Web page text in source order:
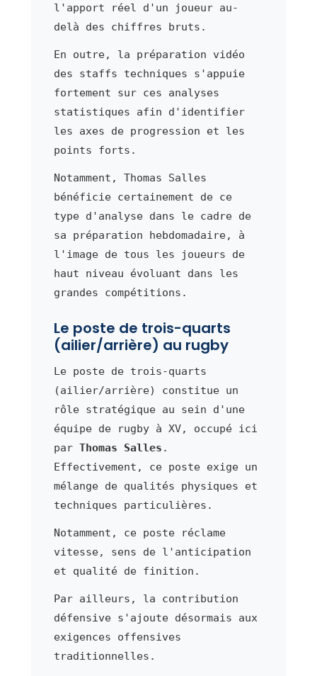
l'apport réel d'un joueur au-
delà des chiffres bruts.
En outre, la préparation vidéo
des staffs techniques s'appuie
fortement sur ces analyses
statistiques afin d'identifier
les axes de progression et les
points forts.
Notamment, Thomas Salles
bénéficie certainement de ce
type d'analyse dans le cadre de
sa préparation hebdomadaire, à
l'image de tous les joueurs de
haut niveau évoluant dans les
grandes compétitions.
Le poste de trois-quarts
(ailier/arrière) au rugby
Le poste de trois-quarts
(ailier/arrière) constitue un
rôle stratégique au sein d'une
équipe de rugby à XV, occupé ici
par Thomas Salles .
Effectivement, ce poste exige un
mélange de qualités physiques et
techniques particulières.
Notamment, ce poste réclame
vitesse, sens de l'anticipation
et qualité de finition.
Par ailleurs, la contribution
défensive s'ajoute désormais aux
exigences offensives
traditionnelles.